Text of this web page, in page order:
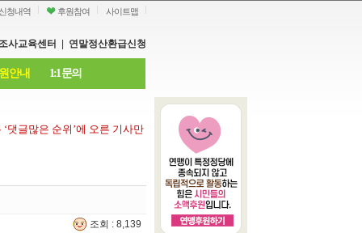
청내역 후원참여 사이트맵
사교육센터 연말정산환급신청
안내 1:1 문의
‘댓글많은 순위 ’에 오른 기사만
조회 : 8,139